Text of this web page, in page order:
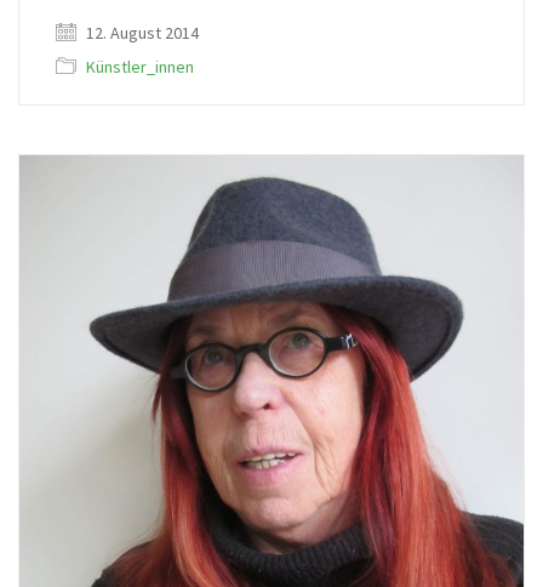
12. August 2014
Künstler_innen